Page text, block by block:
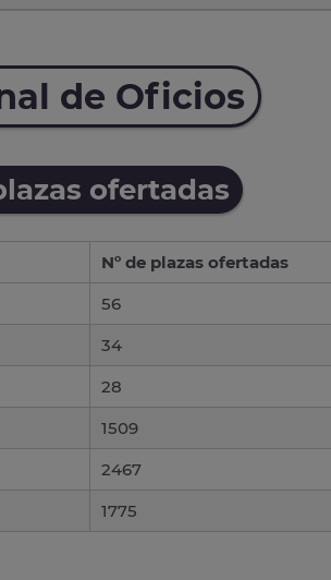
de Oficios
ofertadas
Nº de plazas ofertadas
56
34
28
1509
2467
1775